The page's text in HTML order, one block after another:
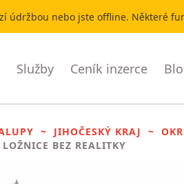
údržbou nebo jste offline. Některé
Služby Ceník inzerce
JIHOČESKÝ KRAJ
LOŽNICE BEZ REALITKY